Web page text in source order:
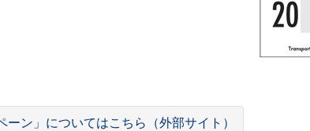
ン」についてはこちら（外部サイト）